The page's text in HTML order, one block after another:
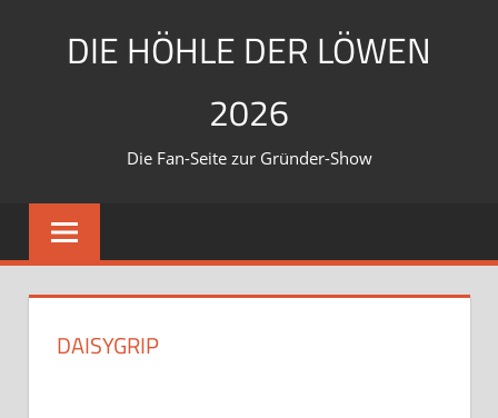
DIE HÖHLE DER LÖWEN
2026
Die Fan-Seite zur Gründer-Show
DAISYGRIP